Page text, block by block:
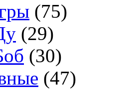
(75)
(29)
(30)
(47)